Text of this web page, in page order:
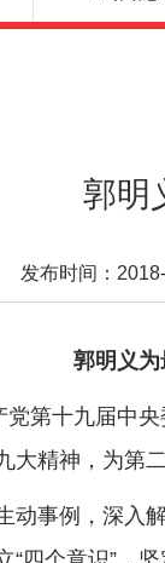
郭明
发布时间：
郭明义
十九届中央
大精神，为第
事例，深入解